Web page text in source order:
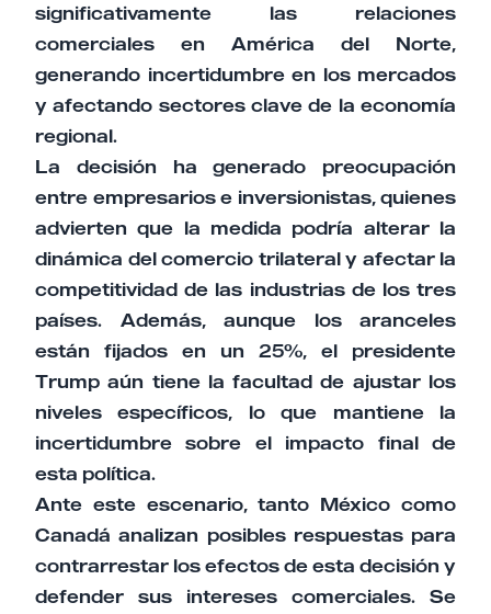
significativamente las relaciones
comerciales en América del Norte,
generando incertidumbre en los mercados
y afectando sectores clave de la economía
regional.
La decisión ha generado preocupación
entre empresarios e inversionistas, quienes
advierten que la medida podría alterar la
dinámica del comercio trilateral y afectar la
competitividad de las industrias de los tres
países. Además, aunque los aranceles
están fijados en un 25%, el presidente
Trump aún tiene la facultad de ajustar los
niveles específicos, lo que mantiene la
incertidumbre sobre el impacto final de
esta política.
Ante este escenario, tanto México como
Canadá analizan posibles respuestas para
contrarrestar los efectos de esta decisión y
defender sus intereses comerciales. Se